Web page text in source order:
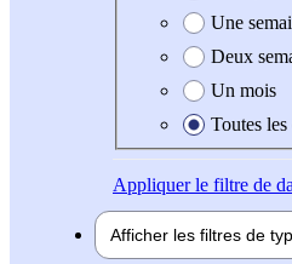
Une
Deux
Un mois
Toutes
Appliquerle filtre de
Afficher les filtres de